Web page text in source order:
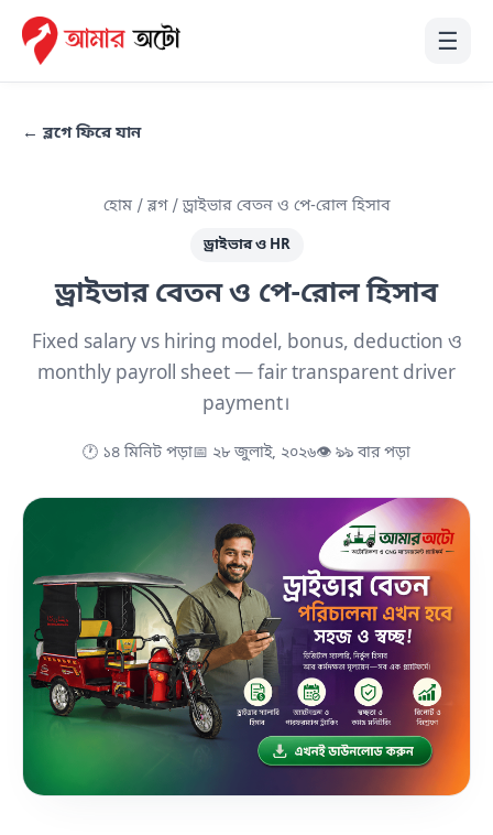
☰
← ব্লগে ফিরে যান
হোম/ ব্লগ/ ড্রাইভার বেতন ও পে-রোল হিসাব
ড্রাইভার ও HR
ড্রাইভার বেতন ও পে-রোল হিসাব
Fixed salary vs hiring model, bonus, deduction ও
monthly payroll sheet — fair transparent driver
payment।
🕐 ১৪ মিনিট পড়া📅 ২৮ জুলাই, ২০২৬👁 ৯৯ বার পড়া